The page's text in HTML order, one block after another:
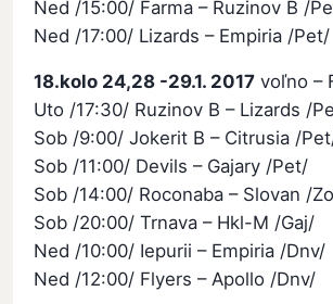
Ned /15:00/ Farma – Ruzinov B /
Ned /17:00/ Lizards – Empiria /Pet/
18.kolo 24,28 -29.1. 2017 voľno –
Uto /17:30/ Ruzinov B – Lizards /
Sob /9:00/ Jokerit B – Citrusia /
Sob /11:00/ Devils – Gajary /Pet/
Sob /14:00/ Roconaba – Slovan /
Sob /20:00/ Trnava – Hkl-M /Gaj/
Ned /10:00/ Iepurii – Empiria /Dnv/
Ned /12:00/ Flyers – Apollo /Dnv/